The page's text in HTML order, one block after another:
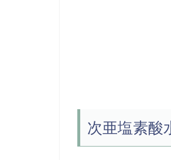
次亜塩素酸